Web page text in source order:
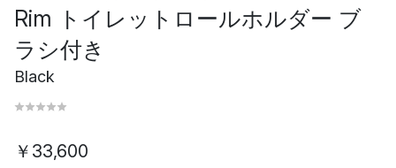
Rim トイレットロールホルダー ブ
ラシ付き
Black
￥33,600